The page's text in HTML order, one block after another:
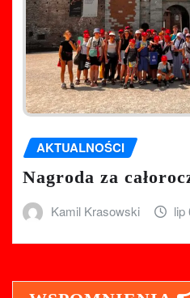
AKTUALNOŚCI
Nagroda za
Kamil Krasowski lip